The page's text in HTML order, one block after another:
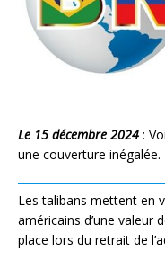
Le 15 décembre 2024 :
une couverture inégalée.
Les talibans mettent en
américains d’une valeur
place lors du retrait de